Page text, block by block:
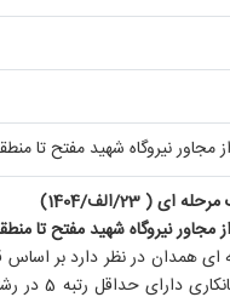
نیروگاه شهید مفتح تا
( 23/الف/1404)
نیروگاه شهید مفتح تا
همدان در نظر دارد بر اساس